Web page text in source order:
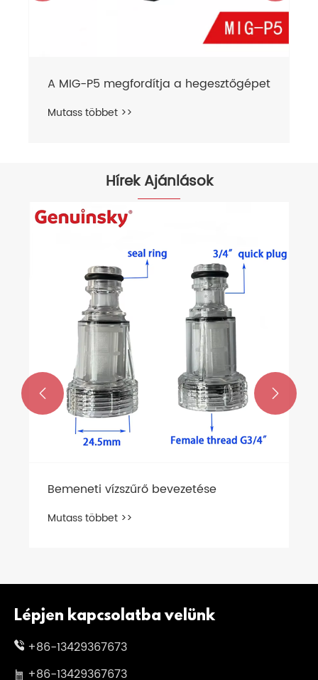
A MIG-P5 megfordítja a hegesztőgépet
Mutass többet >>
Hírek Ajánlások
Bemeneti vízszűrő bevezetése
Mutass többet >>
 
Lépjen kapcsolatba velünk
+86-13429367673
+86-13429367673